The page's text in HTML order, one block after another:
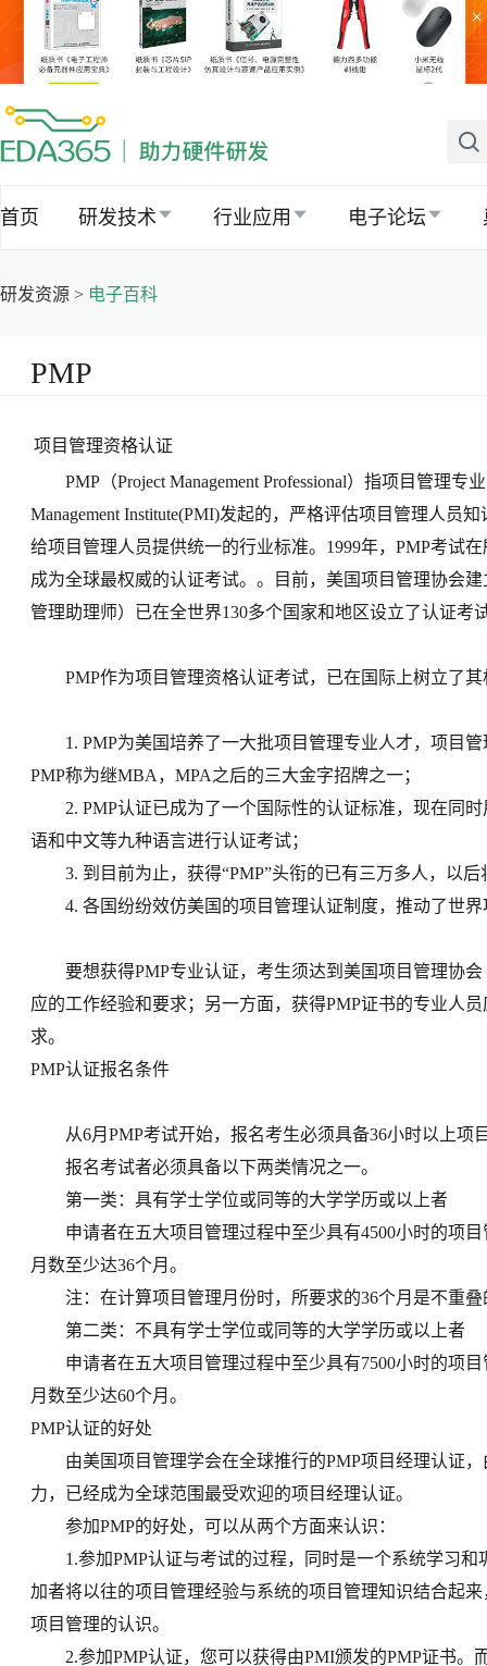
×
首页 研发技术 行业应用 电子论坛
研发资源 > 电子百科
PMP
项目管理资格认证
PMP（Project Management Professional）指项目管理专
Management Institute(PMI)发起的，严格评估项目管理人员
给项目管理人员提供统一的行业标准。1999年，PMP考试
成为全球最权威的认证考试。。目前，美国项目管理协会
管理助理师）已在全世界130多个国家和地区设立了认证考
PMP作为项目管理资格认证考试，已在国际上树立了其
1. PMP为美国培养了一大批项目管理专业人才，项目管
PMP称为继MBA，MPA之后的三大金字招牌之一；
2. PMP认证已成为了一个国际性的认证标准，现在同时
语和中文等九种语言进行认证考试；
3. 到目前为止，获得“PMP”头衔的已有三万多人，以后
4. 各国纷纷效仿美国的项目管理认证制度，推动了世界
要想获得PMP专业认证，考生须达到美国项目管理协会
应的工作经验和要求；另一方面，获得PMP证书的专业人
求。
PMP认证报名条件
从6月PMP考试开始，报名考生必须具备36小时以上项
报名考试者必须具备以下两类情况之一。
第一类：具有学士学位或同等的大学学历或以上者
申请者在五大项目管理过程中至少具有4500小时的项目
月数至少达36个月。
注：在计算项目管理月份时，所要求的36个月是不重叠
第二类：不具有学士学位或同等的大学学历或以上者
申请者在五大项目管理过程中至少具有7500小时的项目
月数至少达60个月。
PMP认证的好处
由美国项目管理学会在全球推行的PMP项目经理认证，
力，已经成为全球范围最受欢迎的项目经理认证。
参加PMP的好处，可以从两个方面来认识：
1.参加PMP认证与考试的过程，同时是一个系统学习和
加者将以往的项目管理经验与系统的项目管理知识结合起
项目管理的认识。
2.参加PMP认证，您可以获得由PMI颁发的PMP证书。